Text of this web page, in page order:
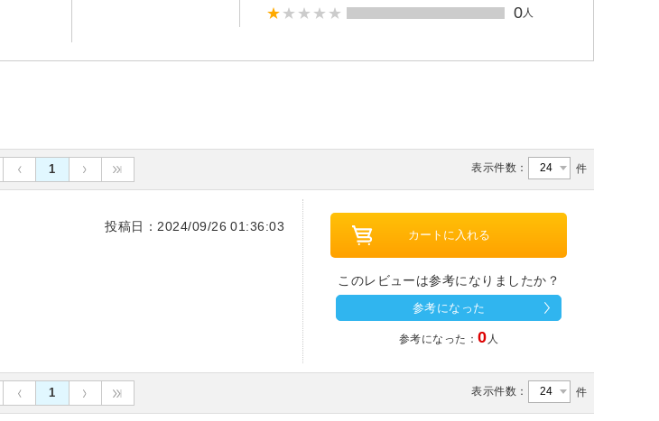
0 人
1 表示件数： 件
投稿日：2024/09/26 01:36:03
このレビューは参考になりましたか？
参考になった
参考になった：0 人
1 表示件数： 件